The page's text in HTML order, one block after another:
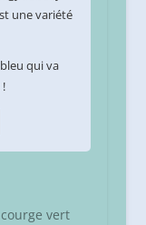
une variété
qui va
vert